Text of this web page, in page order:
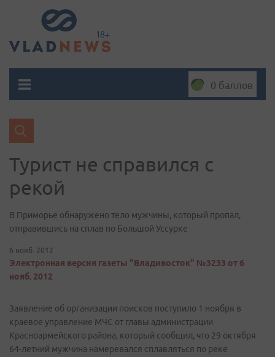
0 баллов
Турист не справился с
рекой
В Приморье обнаружено тело мужчины, который пропал,
отправившись на сплав по Большой Уссурке
6 нояб. 2012
Электронная версия газеты "Владивосток" №3233 от 6
нояб. 2012
Заявление об организации поисков поступило 1 ноября в
краевое управление МЧС от главы администрации
Красноармейского района, который сообщил, что 29 октября
64-летний мужчина намеревался сплавляться по реке